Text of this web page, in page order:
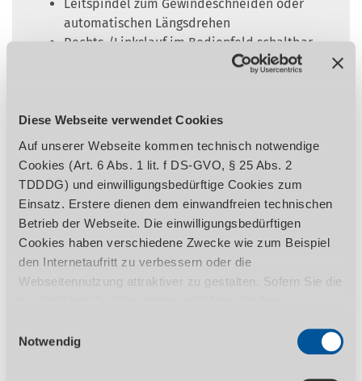
Diese Webseite verwendet Cookies
Auf unserer Webseite kommen technisch notwendige
Cookies (Art. 6 Abs. 1 lit. f DS-GVO, § 25 Abs. 2
TDDDG) und einwilligungsbedürftige Cookies zum
Einsatz. Erstere dienen dem einwandfreien technischen
Betrieb der Webseite. Die einwilligungsbedürftigen
Cookies haben verschiedene Zwecke wie zum Beispiel
den Internetaufritt zu verbessern oder die
Webseitennutzung attraktiver zu gestalten. Sofern Sie die
1 TDDDG erforderlich. Ihre erteilte Einwilligung können
Sie jederzeit durch Aufruf des Consent-Banners mit
Wirkung für die Zukunft widerrufen. Nähere Informationen
Notwendig
Leitspindel zum Gewindeschneiden oder
automatischen Längsdrehen
Rechts-/Linkslauf im Bedienfeld schaltbar
Rollgewalzte Trapezspindeln
Leitspindel in zwei Sinterlagern gelagert
Alle Führungen durch Keilleisten
nachstellbar
Handräder mit einstellbarer
Feinskalierung 0,04 / 0,01 mm
Reitstock zum Kegeldrehen ± 5 mm
verstellbar
Reitstock-Pinole und Handrad mit
einstellbarer Feinskalierung 0,02 mm
Verstellung des Reitstockes mittels
Klemmhebel